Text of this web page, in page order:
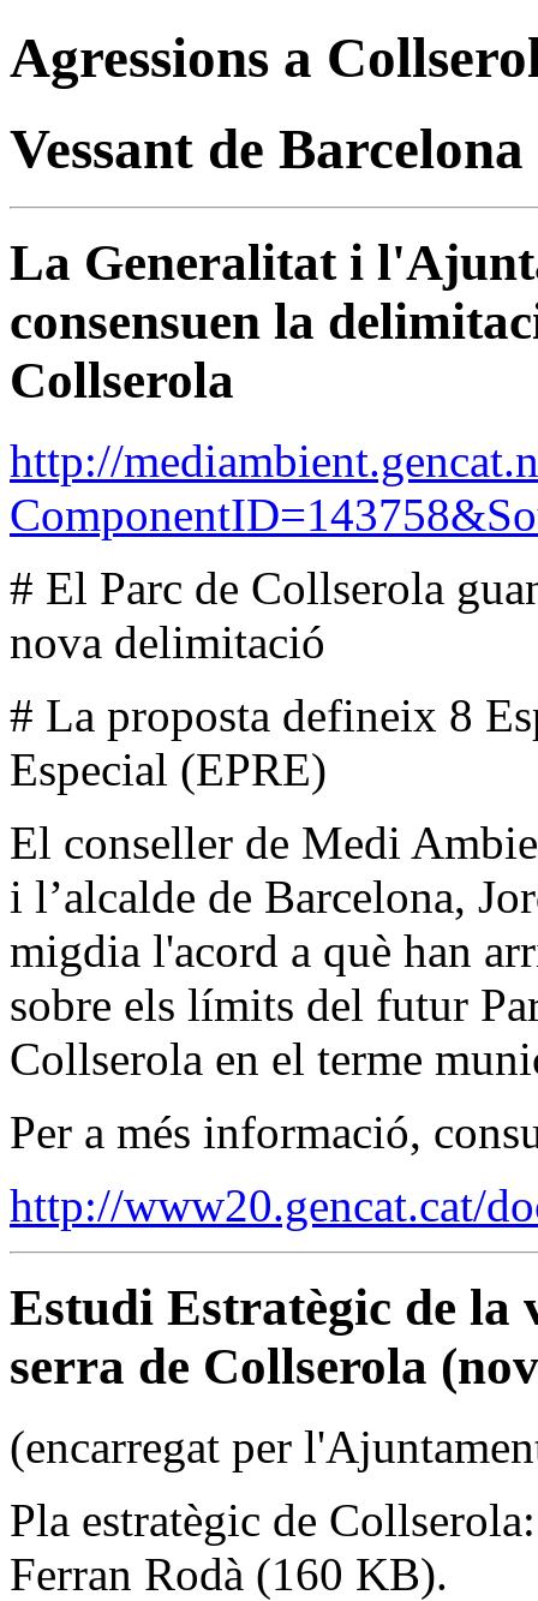
Agressions a
Vessant de Barcelona
La Generalitat i
consensuen la
Collserola
http://
# El Parc de Collserola
nova delimitació
# La proposta defineix 8
Especial (EPRE)
El conseller de Medi
i l’alcalde de Barcelona,
migdia l'acord a què han
sobre els límits del futur
Collserola en el terme
Per a més informació,
http://www20.gencat.cat/
Estudi Estratègic de la
serra de Collserola
(encarregat per
Pla estratègic de
Ferran Rodà (160 KB).